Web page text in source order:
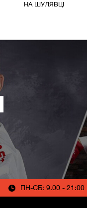
НА ШУЛЯВЦІ
ПН-СБ: 9.00 - 21:00